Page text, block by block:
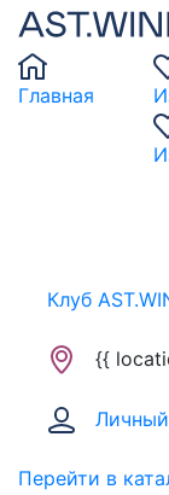
Главная
Клуб
{{
Перейти в